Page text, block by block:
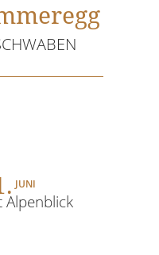
JUNI
Alpenblick